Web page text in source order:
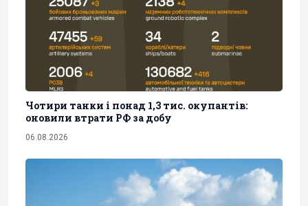
Чотири танки і понад 1,3 тис. окупантів:
оновили втрати РФ за добу
06.08.2026